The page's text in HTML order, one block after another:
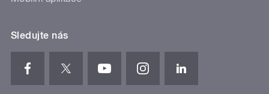
Sledujte nás